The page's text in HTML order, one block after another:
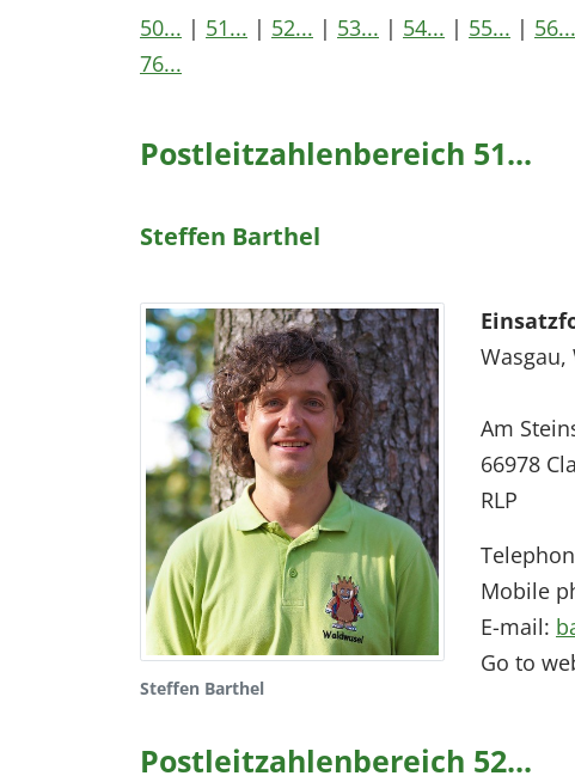
50... | 51... | 52... | 53... | 54... | 55... | 56...
76...
Postleitzahlenbereich 51...
Steffen Barthel
Steffen Barthel
Am
66978
RLP
Mobile
E-mail:
Go to
Postleitzahlenbereich 52...